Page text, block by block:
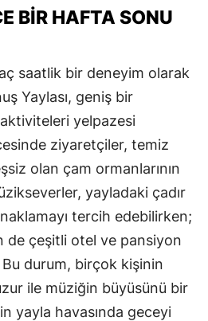
BİR HAFTA SONU
saatlik bir deneyim olarak
Yaylası, geniş bir
yelpazesi
ziyaretçiler, temiz
olan çam ormanlarının
yayladaki çadır
tercih edebilirken;
de çeşitli otel ve pansiyon
durum, birçok kişinin
ile müziğin büyüsünü bir
yayla havasında geceyi